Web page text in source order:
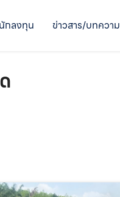
กลงทุน ข่าวสาร/บทความ